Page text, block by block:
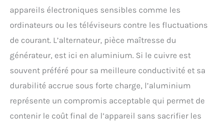
appareils électroniques sensibles comme les
ordinateurs ou les téléviseurs contre les fluctuations
de courant. L’alternateur, pièce maîtresse du
générateur, est ici en aluminium. Si le cuivre est
souvent préféré pour sa meilleure conductivité et sa
durabilité accrue sous forte charge, l’aluminium
représente un compromis acceptable qui permet de
contenir le coût final de l’appareil sans sacrifier les